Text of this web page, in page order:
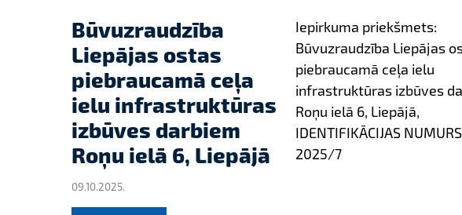
Būvuzraudzība
Liepājas ostas
piebraucamā ceļa
ielu infrastruktūras
izbūves darbiem
Roņu ielā 6, Liepājā
09.10.2025.
Iepirkuma priekšmets:
Būvuzraudzība Liepājas
piebraucamā ceļa ielu
infrastruktūras izbūves
Roņu ielā 6, Liepājā,
IDENTIFIKĀCIJAS
2025/7